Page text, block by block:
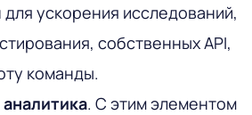
ускорения исследований,
собственных API,
команды.
. С этим элементом